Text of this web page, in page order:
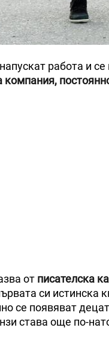
работа и
компания,
от писателска
си истинска
се появяват
става още по-